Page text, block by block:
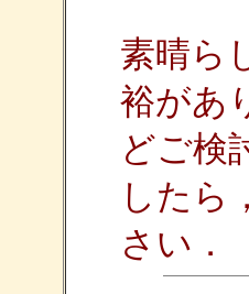
素晴ら
裕があ
どご検
したら
さい．